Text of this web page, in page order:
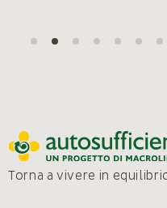
Torna a vivere in